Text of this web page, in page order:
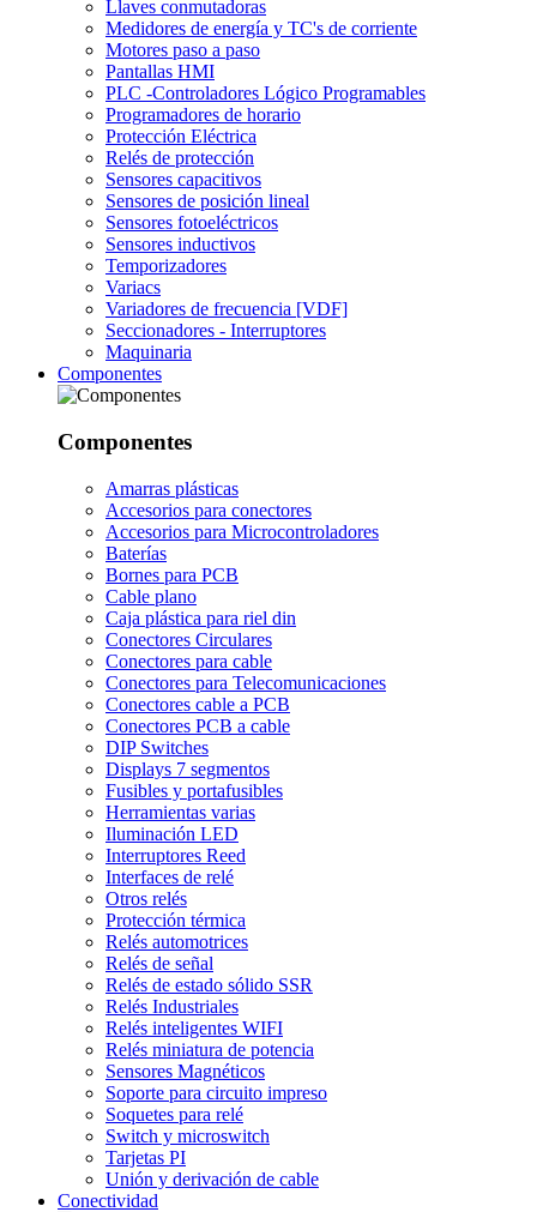
Llaves conmutadoras
Medidores de energía y TC's de corriente
Motores paso a paso
Pantallas HMI
PLC -Controladores Lógico Programables
Programadores de horario
Protección Eléctrica
Relés de protección
Sensores capacitivos
Sensores de posición lineal
Sensores fotoeléctricos
Sensores inductivos
Temporizadores
Variacs
Variadores de frecuencia [VDF]
Seccionadores - Interruptores
Maquinaria
Componentes
Componentes
Amarras plásticas
Accesorios para conectores
Accesorios para Microcontroladores
Baterías
Bornes para PCB
Cable plano
Caja plástica para riel din
Conectores Circulares
Conectores para cable
Conectores para Telecomunicaciones
Conectores cable a PCB
Conectores PCB a cable
DIP Switches
Displays 7 segmentos
Fusibles y portafusibles
Herramientas varias
Iluminación LED
Interruptores Reed
Interfaces de relé
Otros relés
Protección térmica
Relés automotrices
Relés de señal
Relés de estado sólido SSR
Relés Industriales
Relés inteligentes WIFI
Relés miniatura de potencia
Sensores Magnéticos
Soporte para circuito impreso
Soquetes para relé
Switch y microswitch
Tarjetas PI
Unión y derivación de cable
Conectividad